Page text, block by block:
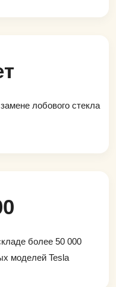
лобового стекла
более 50 000
моделей Tesla